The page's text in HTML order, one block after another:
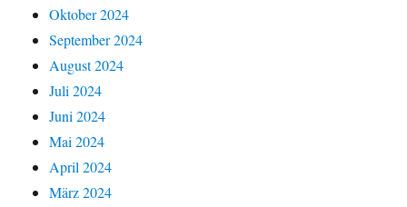
Oktober 2024
September 2024
August 2024
Juli 2024
Juni 2024
Mai 2024
April 2024
März 2024